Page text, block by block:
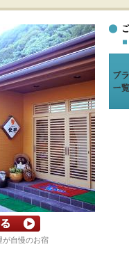
が自慢のお宿